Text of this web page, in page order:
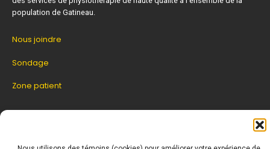
population de Gatineau.
Nous joindre
Sondage
Zone patient
PRENEZ RENDEZ-VOUS